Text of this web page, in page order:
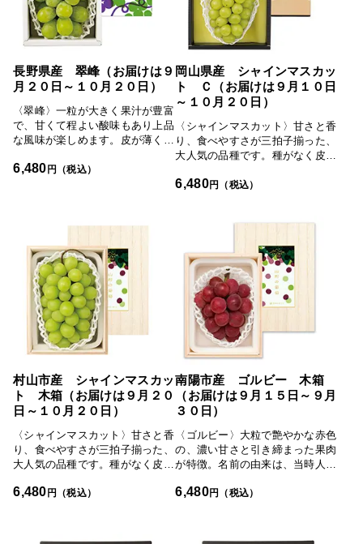
しく選び抜いたものを箱詰めして
います。一度食べたら忘れられな
いようなこだわりのぶどうをお届
長野県産 翠峰（お届けは９
月２０日～１０月２０日）
〈翠峰〉一粒が大きく果汁が豊富
で、甘くて程よい酸味もあり上品
な風味が楽しめます。皮が薄く種
す。
6,480円（税込）
岡山県産 シャインマスカッ
ト Ｃ（お届けは９月１０日
～１０月２０日）
〈シャインマスカット〉甘さと香
り、食べやすさが三拍子揃った、
大人気の品種です。種がなく皮が
ます。さわやかな甘さが後をひき
形」「甘み・香り」「色」にこだ
わったぶどう作りを行っていま
す。その高い栽培技術によって作
られるぶどうは、日本はもとよ
り、海外でも高い評価を受けてい
ます。一般的な流通量も数も少な
く、特別な方への贈答にふさわし
い希少なぶどうです。
6,480円（税込）
村山市産 シャインマスカッ
ト 木箱（お届けは９月２０
日～１０月２０日）
〈シャインマスカット〉甘さと香
り、食べやすさが三拍子揃った、
大人気の品種です。種がなく皮が
ます。さわやかな甘さが後をひき
6,480 円（税込）
南陽市産 ゴルビー 木箱
（お届けは９月１５日～９月
３０日）
〈ゴルビー〉大粒で艶やかな赤色
の、濃い甘さと引き締まった果肉
が特徴。名前の由来は、当時人気
産地直送ならではの希少品種で
作り続けているからこそ生み出せ
6,480円（税込）